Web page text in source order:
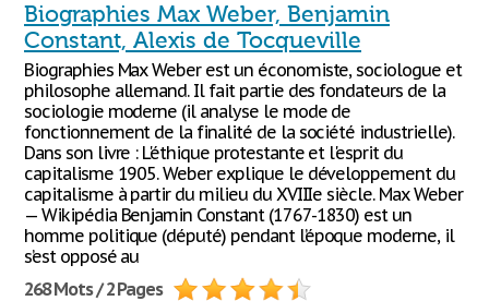
Biographies Max Weber, Benjamin
Constant, Alexis de Tocqueville
Biographies Max Weber est un économiste, sociologue et
philosophe allemand. Il fait partie des fondateurs de la
sociologie moderne (il analyse le mode de
fonctionnement de la finalité de la société industrielle).
Dans son livre : L'éthique protestante et l'esprit du
capitalisme 1905. Weber explique le développement du
capitalisme à partir du milieu du XVIIIe siècle. Max Weber
— Wikipédia Benjamin Constant (1767-1830) est un
homme politique (député) pendant l’époque moderne, il
s’est opposé au
268 Mots / 2 Pages